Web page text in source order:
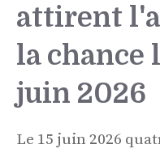
attirent
la chance
juin 2026
Le 15 juin 2026